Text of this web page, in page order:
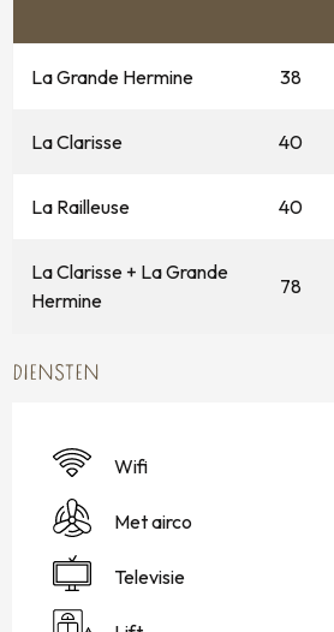
La Grande Hermine 38
La Clarisse 40
La Railleuse 40
La Clarisse + La Grande
Hermine
78
DIENSTEN
Wifi
Met airco
Televisie